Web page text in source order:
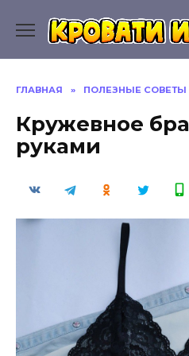
содержанию
ГЛАВНАЯ » ПОЛЕЗНЫЕ СОВЕТЫ
Кружевное
руками